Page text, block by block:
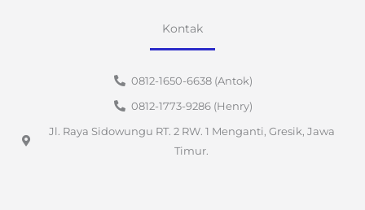
Kontak
0812-1650-6638 (Antok)
0812-1773-9286 (Henry)
Jl. Raya Sidowungu RT. 2 RW. 1 Menganti, Gresik, Jawa
Timur.